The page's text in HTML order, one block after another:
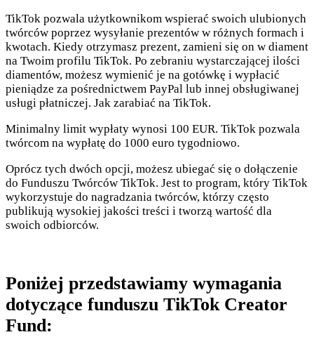
TikTok pozwala użytkownikom wspierać swoich ulubionych
twórców poprzez wysyłanie prezentów w różnych formach i
kwotach. Kiedy otrzymasz prezent, zamieni się on w diament
na Twoim profilu TikTok. Po zebraniu wystarczającej ilości
diamentów, możesz wymienić je na gotówkę i wypłacić
pieniądze za pośrednictwem PayPal lub innej obsługiwanej
usługi płatniczej. Jak zarabiać na TikTok.
Minimalny limit wypłaty wynosi 100 EUR. TikTok pozwala
twórcom na wypłatę do 1000 euro tygodniowo.
Oprócz tych dwóch opcji, możesz ubiegać się o dołączenie
do Funduszu Twórców TikTok. Jest to program, który TikTok
wykorzystuje do nagradzania twórców, którzy często
publikują wysokiej jakości treści i tworzą wartość dla
swoich odbiorców.
Poniżej przedstawiamy wymagania
dotyczące funduszu TikTok Creator
Fund: